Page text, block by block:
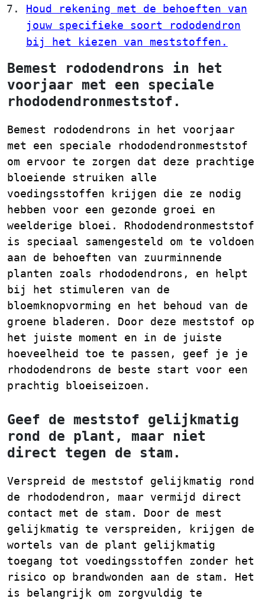
Houd rekening met de behoeften van
jouw specifieke soort rododendron
bij het kiezen van meststoffen.
Bemest rododendrons in het
voorjaar met een speciale
rhododendronmeststof.
Bemest rododendrons in het voorjaar
met een speciale rhododendronmeststof
om ervoor te zorgen dat deze prachtige
bloeiende struiken alle
voedingsstoffen krijgen die ze nodig
hebben voor een gezonde groei en
weelderige bloei. Rhododendronmeststof
is speciaal samengesteld om te voldoen
aan de behoeften van zuurminnende
planten zoals rhododendrons, en helpt
bij het stimuleren van de
bloemknopvorming en het behoud van de
groene bladeren. Door deze meststof op
het juiste moment en in de juiste
hoeveelheid toe te passen, geef je je
rhododendrons de beste start voor een
prachtig bloeiseizoen.
Geef de meststof gelijkmatig
rond de plant, maar niet
direct tegen de stam.
Verspreid de meststof gelijkmatig rond
de rhododendron, maar vermijd direct
contact met de stam. Door de mest
gelijkmatig te verspreiden, krijgen de
wortels van de plant gelijkmatig
toegang tot voedingsstoffen zonder het
risico op brandwonden aan de stam. Het
is belangrijk om zorgvuldig te